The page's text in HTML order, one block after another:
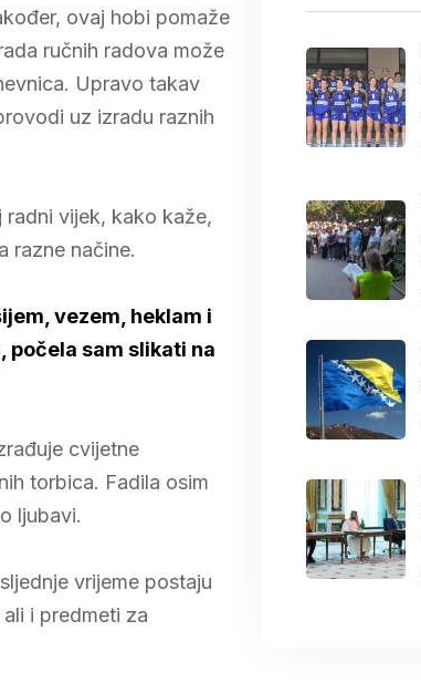
ovaj hobi pomaže
ručnih radova može
Upravo takav
uz izradu raznih
radni vijek, kako kaže,
razne načine.
vezem, heklam i
počela sam slikati na
cvijetne
torbica. Fadila osim
ljubavi.
vrijeme postaju
i predmeti za